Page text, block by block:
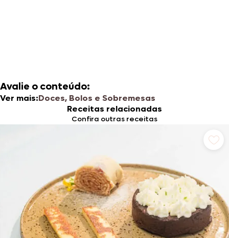
Avalie o conteúdo:
Ver mais:Doces, Bolos e Sobremesas
Receitas relacionadas
Confira outras receitas